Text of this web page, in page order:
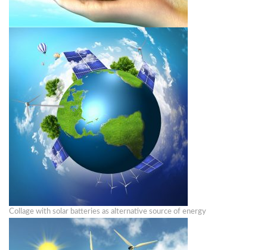
Collage with solar batteries as alternative source of energy